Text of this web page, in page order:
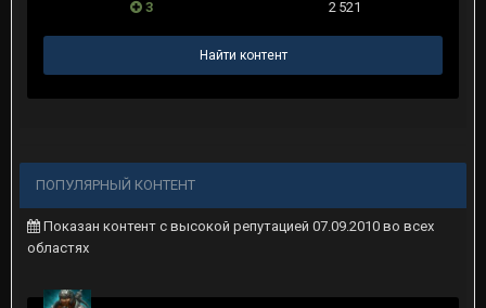
3 2 521
Найти контент
ПОПУЛЯРНЫЙ КОНТЕНТ
Показан контент с высокой репутацией 07.09.2010 во всех
областях